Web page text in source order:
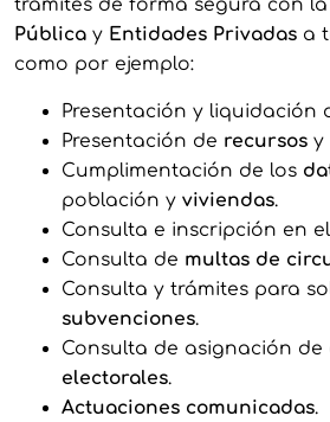
Públicay Entidades Privadasa
como por ejemplo:
Presentación y liquidación
Presentación de recursosy
Cumplimentación de los
población y viviendas.
Consulta e inscripción en el
Consulta de multas de
Consulta y trámites para
subvenciones.
Consulta de asignación de
electorales.
Actuaciones comunicadas.